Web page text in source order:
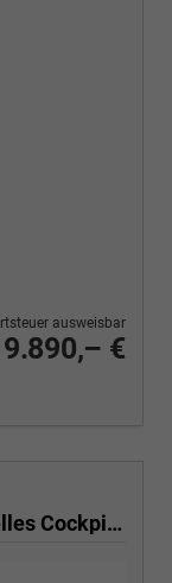
€
ausweisbar
130 Jahre 1.0 MPI 80 PS-Virtuelles Cockpit-AppleCarplay-Android-Auto-LED-Klima-Tempomat-Rückfahrkamera-DAB-SHZ-15" Alu-sofort